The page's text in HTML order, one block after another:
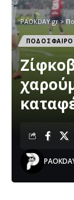
PAOKDAY.gr>
ΠΟΔΟΣΦΑΙΡΟ